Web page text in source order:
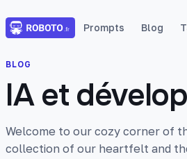
Prompts Blog
BLOG
IA et
Welcome to our cozy corner of
collection of our heartfelt and